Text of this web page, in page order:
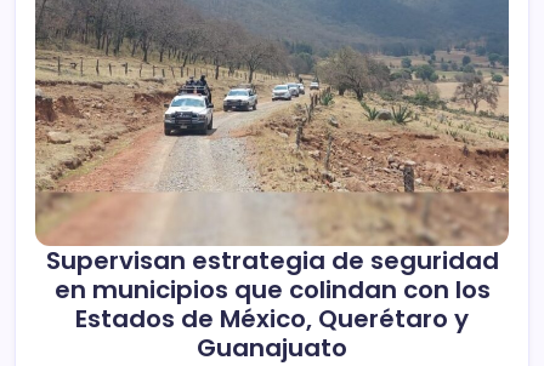
Supervisan estrategia de seguridad
en municipios que colindan con los
Estados de México, Querétaro y
Guanajuato